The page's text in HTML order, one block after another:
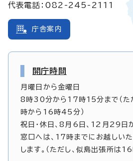
代表電話：082-245-2111
庁舎案内
開庁時間
月曜日から金曜日
8時30分から17時15分まで（た
時から16時45分）
祝日・休日、8月6日、12月29日
窓口へは、17時までにお越しい
します。（ただし、似島出張所は